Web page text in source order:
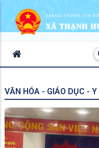
TRANG THÔNG TIN
XÃ THẠNH
VĂN HÓA - GIÁO DỤC - Y